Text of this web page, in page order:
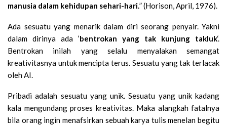
manusia dalam kehidupan sehari-hari.” (Horison, April, 1976).
Ada sesuatu yang menarik dalam diri seorang penyair. Yakni
dalam dirinya ada ‘bentrokan yang tak kunjung takluk‘.
Bentrokan inilah yang selalu menyalakan semangat
kreativitasnya untuk mencipta terus. Sesuatu yang tak terlacak
oleh AI.
Pribadi adalah sesuatu yang unik. Sesuatu yang unik kadang
kala mengundang proses kreativitas. Maka alangkah fatalnya
bila orang ingin menafsirkan sebuah karya tulis menelan begitu